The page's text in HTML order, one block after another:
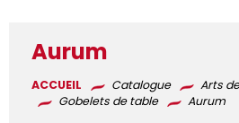
Aurum
ACCUEIL Catalogue Arts
Gobelets de table
Aurum